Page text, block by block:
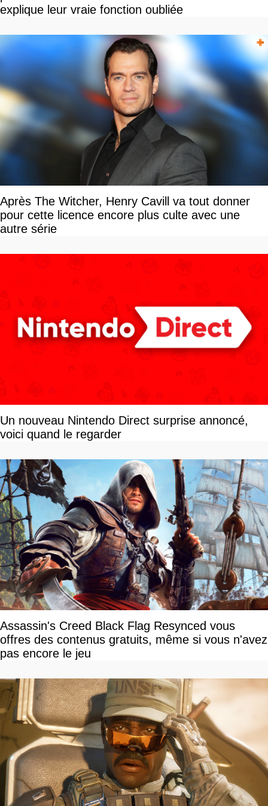
explique leur vraie fonction oubliée
Après The Witcher, Henry Cavill va tout donner
pour cette licence encore plus culte avec une
autre série
Un nouveau Nintendo Direct surprise annoncé,
voici quand le regarder
Assassin's Creed Black Flag Resynced vous
offres des contenus gratuits, même si vous n'avez
pas encore le jeu